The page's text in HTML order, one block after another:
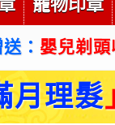
寵物印章
： 嬰兒剃頭
月理髮